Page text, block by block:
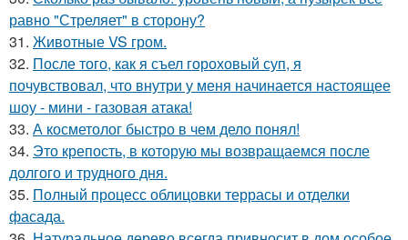
равно "Стреляет" в сторону?
31. Животные VS гром.
32. После того, как я съел гороховый суп, я
почувствовал, что внутри у меня начинается настоящее
шоу - мини - газовая атака!
33. А косметолог быстро в чем дело понял!
34. Это крепость, в которую мы возвращаемся после
долгого и трудного дня.
35. Полный процесс облицовки террасы и отделки
фасада.